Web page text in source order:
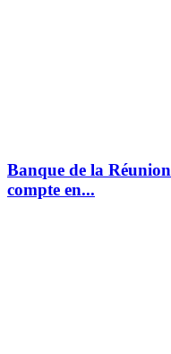
Banque de la
compte en...